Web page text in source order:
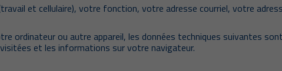
et cellulaire), votre fonction, votre adresse courriel, votre
ordinateur ou autre appareil, les données techniques suivantes
et les informations sur votre navigateur.